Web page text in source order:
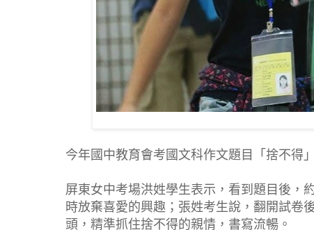
今年國中教育會考國文科作文題目「捨不得
屏東女中考場洪姓學生表示，看到題目後，
時放棄喜愛的興趣；張姓考生說，翻開試卷
頭，精準抓住捨不得的親情，書寫流暢。